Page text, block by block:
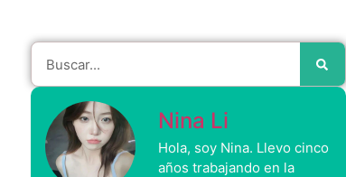
Nina Li
Hola, soy Nina. Llevo cinco
años trabajando en la